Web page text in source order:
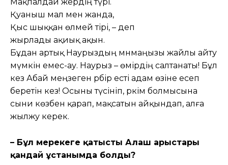
Қуаныш мал мен жанда,
Қыс шыққан өлмей тірі, – деп
жырлады ақиық ақын.
Бұдан артық Наурыздың мәнмаңызы жайлы айту
мүмкін емес-ау. Наурыз – өмірдің салтанаты! Бұл
кез Абай меңзеген әрбір есті адам өзіне есеп
беретін кез! Осыны түсініп, әркім болмысына
сыни көзбен қарап, мақсатын айқындап, алға
жылжу керек.
– Бұл мерекеге қатысты Алаш арыстары
қандай ұстанымда болды?